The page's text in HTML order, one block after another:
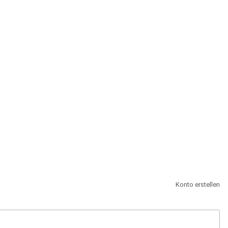
Konto erstellen